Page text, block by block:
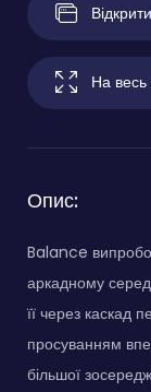
На весь
Опис:
Balance
аркадному
її через каскад
просуванням
більшої